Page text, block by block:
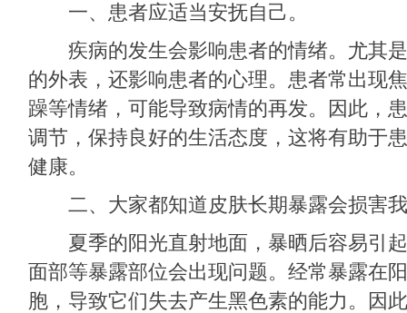
一、患者应适当安抚自己。
疾病的发生会影响患者的情绪。尤其是
的外表，还影响患者的心理。患者常出现
躁等情绪，可能导致病情的再发。因此，
调节，保持良好的生活态度，这将有助于
健康。
二、大家都知道皮肤长期暴露会损害
夏季的阳光直射地面，暴晒后容易引起
面部等暴露部位会出现问题。经常暴露在
胞，导致它们失去产生黑色素的能力。因